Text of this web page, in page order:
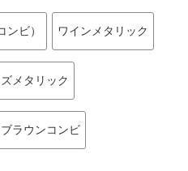
ンビ） ワインメタリック
メタリック
ラウンコンビ